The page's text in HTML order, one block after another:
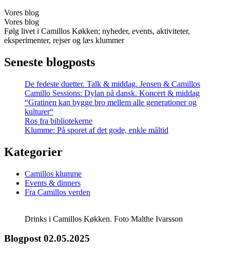
Vores blog
Vores blog
Følg livet i Camillos Køkken; nyheder, events, aktiviteter,
eksperimenter, rejser og læs klummer
Seneste blogposts
De fedeste duetter. Talk & middag. Jensen & Camillos
Camillo Sessions: Dylan på dansk. Koncert & middag
“Gratinen kan bygge bro mellem alle generationer og
kulturer“
Ros fra bibliotekerne
Klumme: På sporet af det gode, enkle måltid
Kategorier
Camillos klumme
Events & dinners
Fra Camillos verden
Drinks i Camillos Køkken. Foto Malthe Ivarsson
Blogpost 02.05.2025